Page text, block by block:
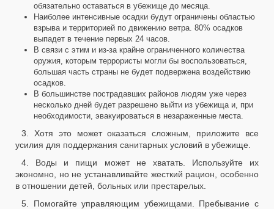
обязательно оставаться в убежище до месяца.
Наиболее интенсивные осадки будут ограничены областью
взрыва и территорией по движению ветра. 80% осадков
выпадет в течение первых 24 часов.
В связи с этим и из-за крайне ограниченного количества
оружия, которым террористы могли бы воспользоваться,
большая часть страны не будет подвержена воздействию
осадков.
В большинстве пострадавших районов людям уже через
несколько дней будет разрешено выйти из убежища и, при
необходимости, эвакуироваться в незараженные места.
3. Хотя это может оказаться сложным, приложите все
усилия для поддержания санитарных условий в убежище.
4. Воды и пищи может не хватать. Используйте их
экономно, но не устанавливайте жесткий рацион, особенно
в отношении детей, больных или престарелых.
5. Помогайте управляющим убежищами. Пребывание с